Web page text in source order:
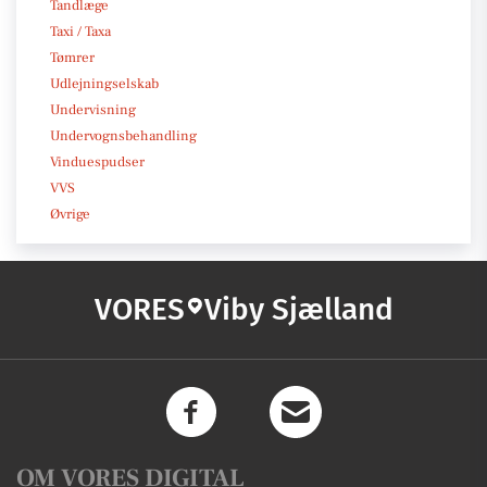
Tandlæge
Taxi / Taxa
Tømrer
Udlejningselskab
Undervisning
Undervognsbehandling
Vinduespudser
VVS
Øvrige
VORES Viby Sjælland
OM VORES DIGITAL